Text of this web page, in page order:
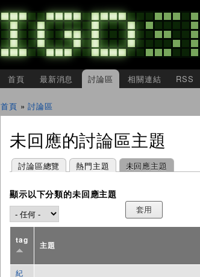
首頁 最新消息 討論區 相關連結 RSS
首頁 »討論區
未回應的討論區主題
主要索引標籤
討論區總覽 熱門主題 未回應主題
(作用中頁籤)
顯示以下分類的未回應主題
tag
主題
紀